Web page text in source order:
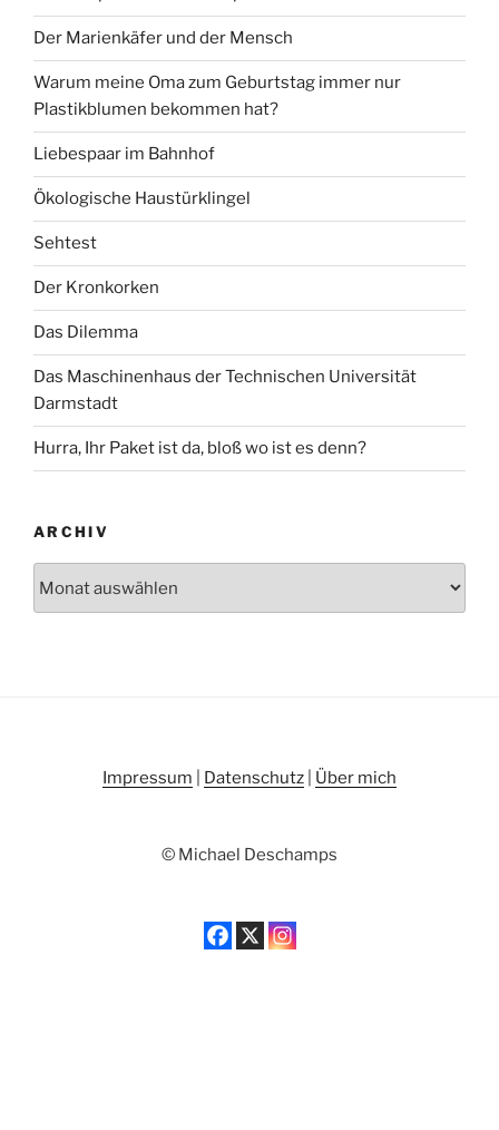
Der Marienkäfer und der Mensch
Warum meine Oma zum Geburtstag immer nur
Plastikblumen bekommen hat?
Liebespaar im Bahnhof
Ökologische Haustürklingel
Sehtest
Der Kronkorken
Das Dilemma
Das Maschinenhaus der Technischen Universität
Darmstadt
Hurra, Ihr Paket ist da, bloß wo ist es denn?
ARCHIV
Impressum Datenschutz Über mich
© Michael Deschamps